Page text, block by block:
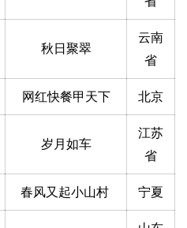
秋日聚翠
云南
省
网红快餐甲天下 北京
岁月如车
江苏
省
春风又起小山村 宁夏